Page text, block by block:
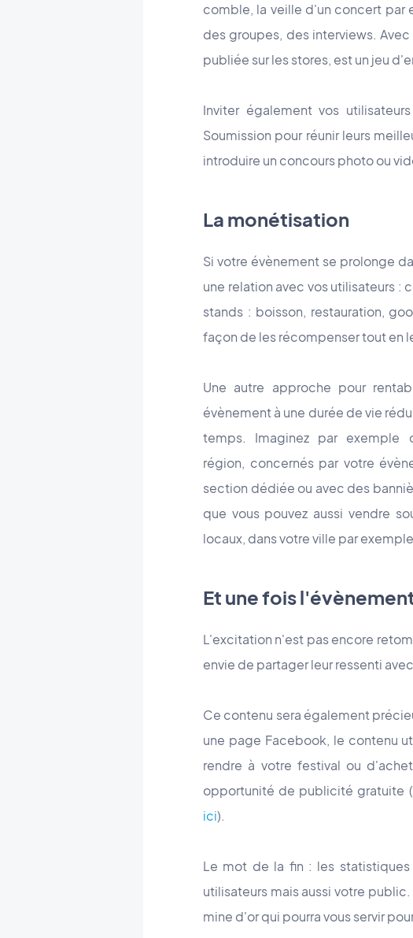
comble, la veille d'un concert par
des groupes, des interviews.
publiée sur les stores, est un jeu
Inviter également vos
Soumission pour réunir leurs
introduire un concours photo ou
La monétisation
Si votre évènement se prolonge
une relation avec vos utilisateurs
stands : boisson, restauration,
façon de les récompenser tout en
Une autre approche pour
évènement à une durée de vie
temps. Imaginez par exemple
région, concernés par votre
section dédiée ou avec des
que vous pouvez aussi vendre
locaux, dans votre ville par
Et une fois
L'excitation n'est pas encore
envie de partager leur ressenti
Ce contenu sera également
une page Facebook, le contenu
rendre à votre festival ou
opportunité de publicité gratuite
ici).
Le mot de la fin : les
utilisateurs mais aussi votre
mine d'or qui pourra vous servir